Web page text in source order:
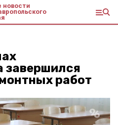
новости
завершился
работ